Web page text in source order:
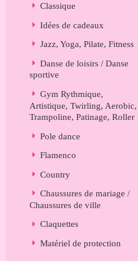
Classique
Idées de cadeaux
Jazz, Yoga, Pilate, Fitness
Danse de loisirs / Danse
sportive
Gym Rythmique,
Artistique, Twirling, Aerobic,
Trampoline, Patinage, Roller
Pole dance
Flamenco
Country
Chaussures de mariage /
Chaussures de ville
Claquettes
Matériel de protection